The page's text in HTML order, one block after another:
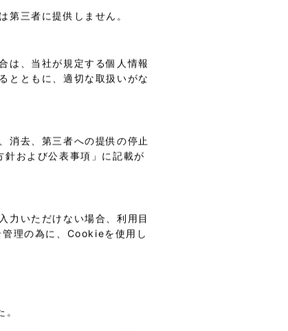
第三者に提供しません。
は、当社が規定する個人情報
とともに、適切な取扱いがな
消去、第三者への提供の停止
および公表事項」に記載が
力いただけない場合、利用目
理の為に、Cookieを使用し